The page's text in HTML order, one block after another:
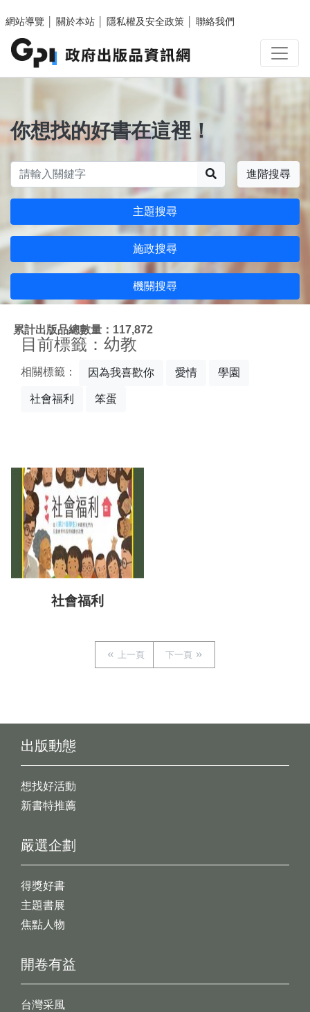
網站導覽
關於本站 隱私權及安全政策 聯絡我們
你想找的好書在這裡！
進階搜尋
主題搜尋
施政搜尋
機關搜尋
累計出版品總數量：117,872
目前標籤：幼教
相關標籤： 因為我喜歡你 愛情 學園
社會福利 笨蛋
社會福利
上一頁 下一頁
出版動態
想找好活動
新書特推薦
開卷有益
台灣采風
嚴選企劃
得獎好書
主題書展
焦點人物